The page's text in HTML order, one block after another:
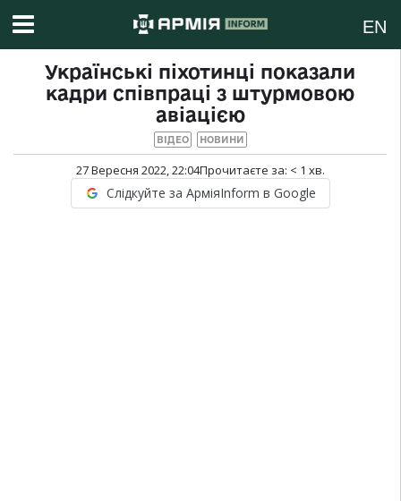
EN
Українські піхотинці показали
кадри співпраці з штурмовою
авіацією
ВІДЕО НОВИНИ
27 Вересня 2022, 22:04Прочитаєте за: < 1 хв.
Слідкуйте за АрміяInform в Google